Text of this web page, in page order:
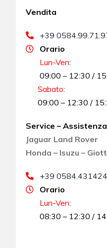
Vendita
+39
Orario
Lun-Ven:
09:00 – 12:30 /
Sabato:
09:00 – 12:30 /
Service – Assistenza
Jaguar Land Rover
Honda – Isuzu –
+39 0584.431424
Orario
Lun-Ven:
08:30 – 12:30 /